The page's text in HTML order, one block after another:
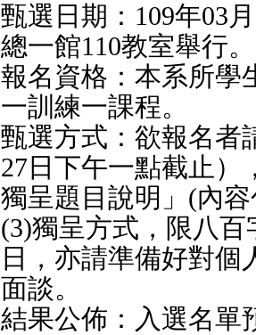
甄選日期：109年03
總一館110教室舉行。
報名資格：本系所學
一訓練一課程。
甄選方式：欲報名者
27日下午一點截止）
獨呈題目說明」(內
(3)獨呈方式，限八
日，亦請準備好對
面談。
結果公佈：入選名單